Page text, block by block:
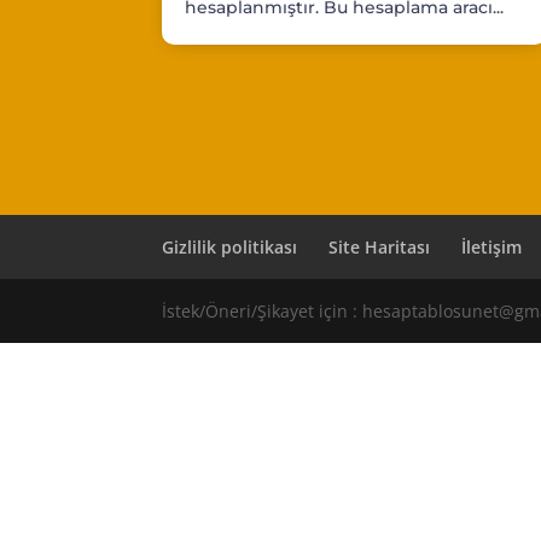
hesaplanmıştır. Bu hesaplama aracı...
Gizlilik politikası Site Haritası İletişim
İstek/Öneri/Şikayet için :